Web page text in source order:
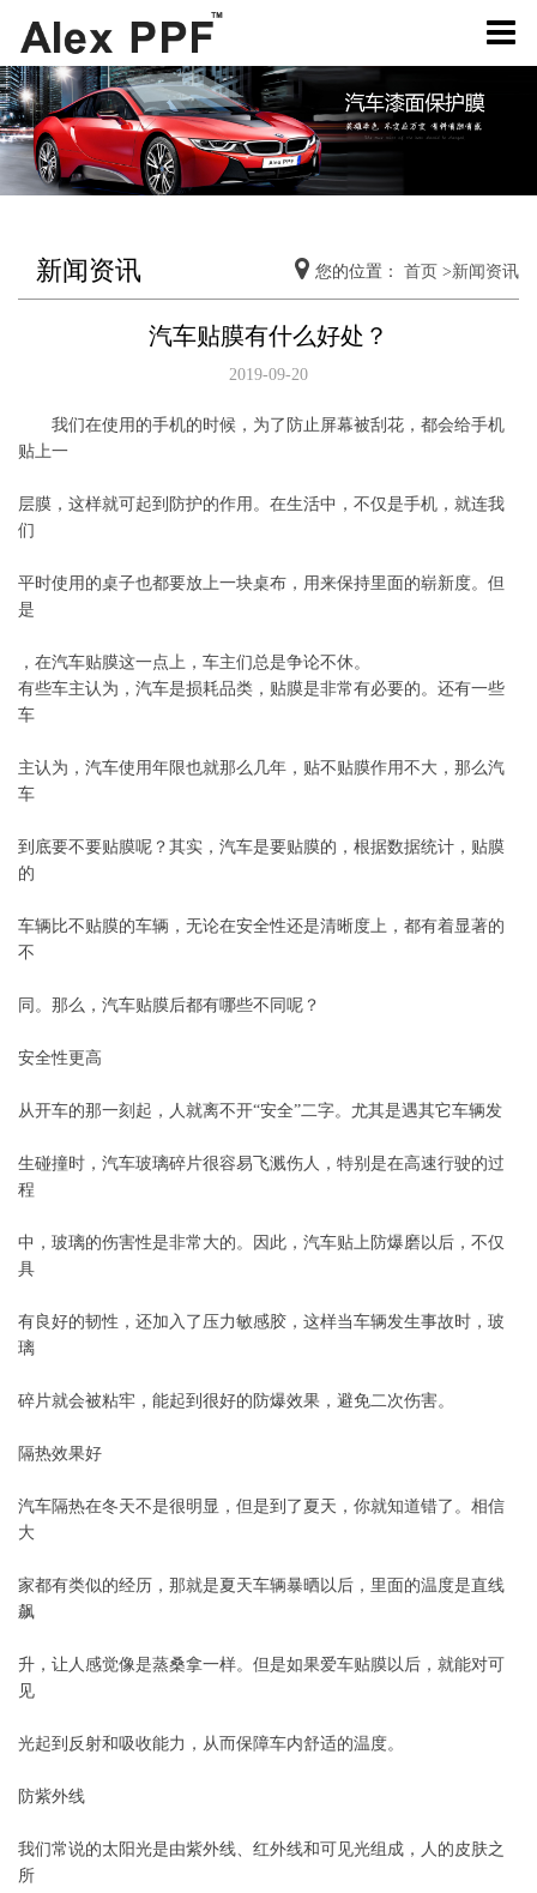
您的位置： 首页 >新闻资讯
新闻资讯
汽车贴膜有什么好处？
2019-09-20
我们在使用的手机的时候，为了防止屏幕被刮花，都会给手机
贴上一
层膜，这样就可起到防护的作用。在生活中，不仅是手机，就连我
们
平时使用的桌子也都要放上一块桌布，用来保持里面的崭新度。但
是
，在汽车贴膜这一点上，车主们总是争论不休。
有些车主认为，汽车是损耗品类，贴膜是非常有必要的。还有一些
车
主认为，汽车使用年限也就那么几年，贴不贴膜作用不大，那么汽
车
到底要不要贴膜呢？其实，汽车是要贴膜的，根据数据统计，贴膜
的
车辆比不贴膜的车辆，无论在安全性还是清晰度上，都有着显著的
不
同。那么，汽车贴膜后都有哪些不同呢？
安全性更高
从开车的那一刻起，人就离不开“安全”二字。尤其是遇其它车辆发
生碰撞时，汽车玻璃碎片很容易飞溅伤人，特别是在高速行驶的过
程
中，玻璃的伤害性是非常大的。因此，汽车贴上防爆磨以后，不仅
具
有良好的韧性，还加入了压力敏感胶，这样当车辆发生事故时，玻
璃
碎片就会被粘牢，能起到很好的防爆效果，避免二次伤害。
隔热效果好
汽车隔热在冬天不是很明显，但是到了夏天，你就知道错了。相信
大
家都有类似的经历，那就是夏天车辆暴晒以后，里面的温度是直线
飙
升，让人感觉像是蒸桑拿一样。但是如果爱车贴膜以后，就能对可
见
光起到反射和吸收能力，从而保障车内舒适的温度。
防紫外线
我们常说的太阳光是由紫外线、红外线和可见光组成，人的皮肤之
所